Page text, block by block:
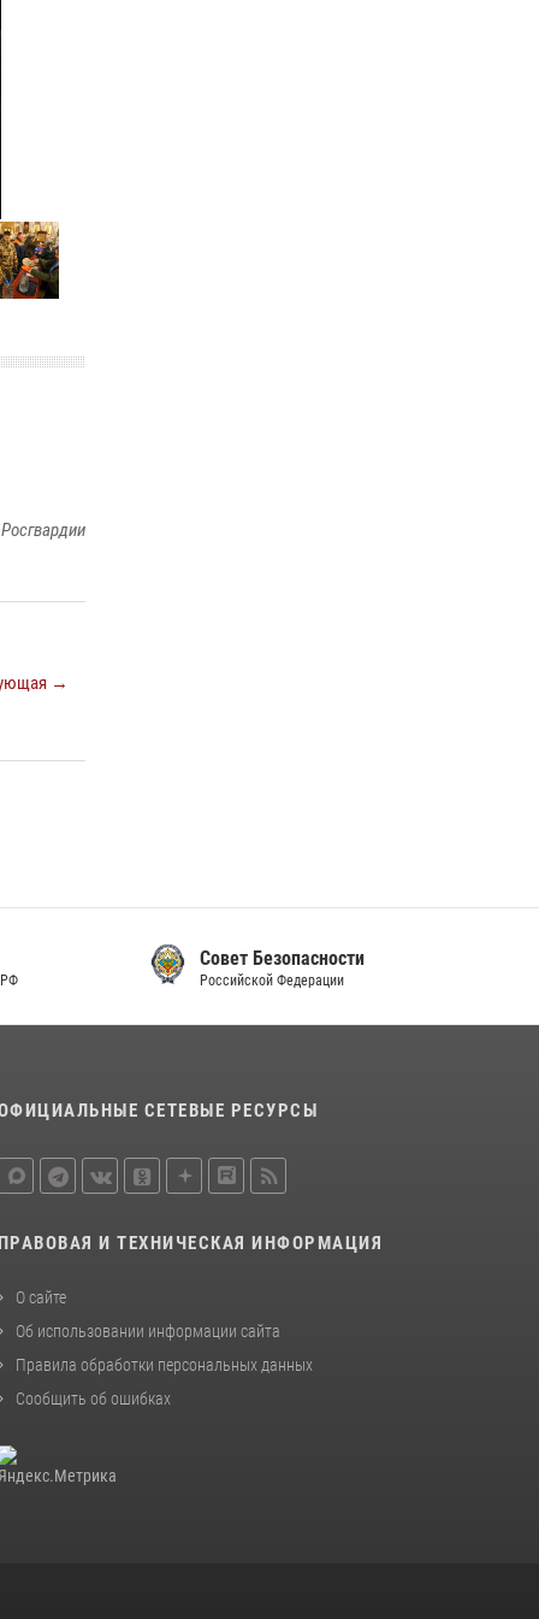
→
Совет Безопасности
Российской Федерации
СЕТЕВЫЕ РЕСУРСЫ
ПРАВОВАЯ И ТЕХНИЧЕСКАЯ ИНФОРМАЦИЯ
О сайте
Об использовании информации сайта
Правила обработки персональных данных
Сообщить об ошибках